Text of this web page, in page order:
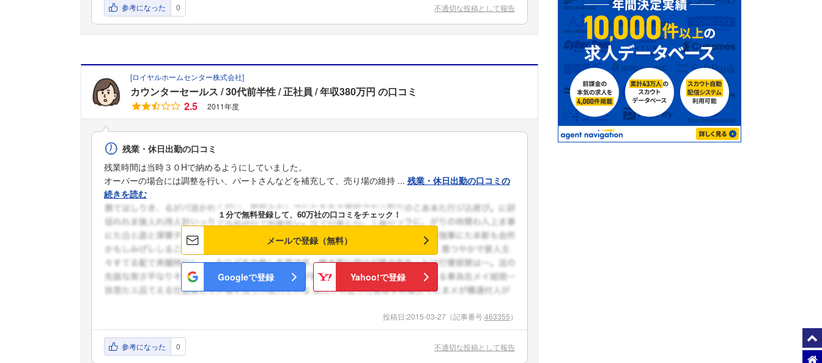
フォローしました
参考になった 0 不適切な投稿として報告
[ロイヤルホームセンター株式会社]
カウンターセールス 30代前半性 正社員 年収380万円 の口コミ
2.5
2011年度
残業・休日出勤の口コミ
残業時間は当時３０Hで納めるようにしていました。
オーバーの場合には調整を行い、パートさんなどを補充して、売り場の維持 ... 残業・休日出勤の口コミの
続きを読む
１分で無料登録して、60万社の口コミをチェック！
メールで登録（無料）
Googleで登録 Yahoo!で登録
投稿日:2015-03-27 （記事番号:463355）
参考になった 0 不適切な投稿として報告